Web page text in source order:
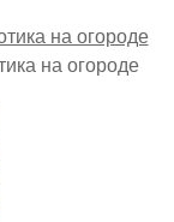
на огороде